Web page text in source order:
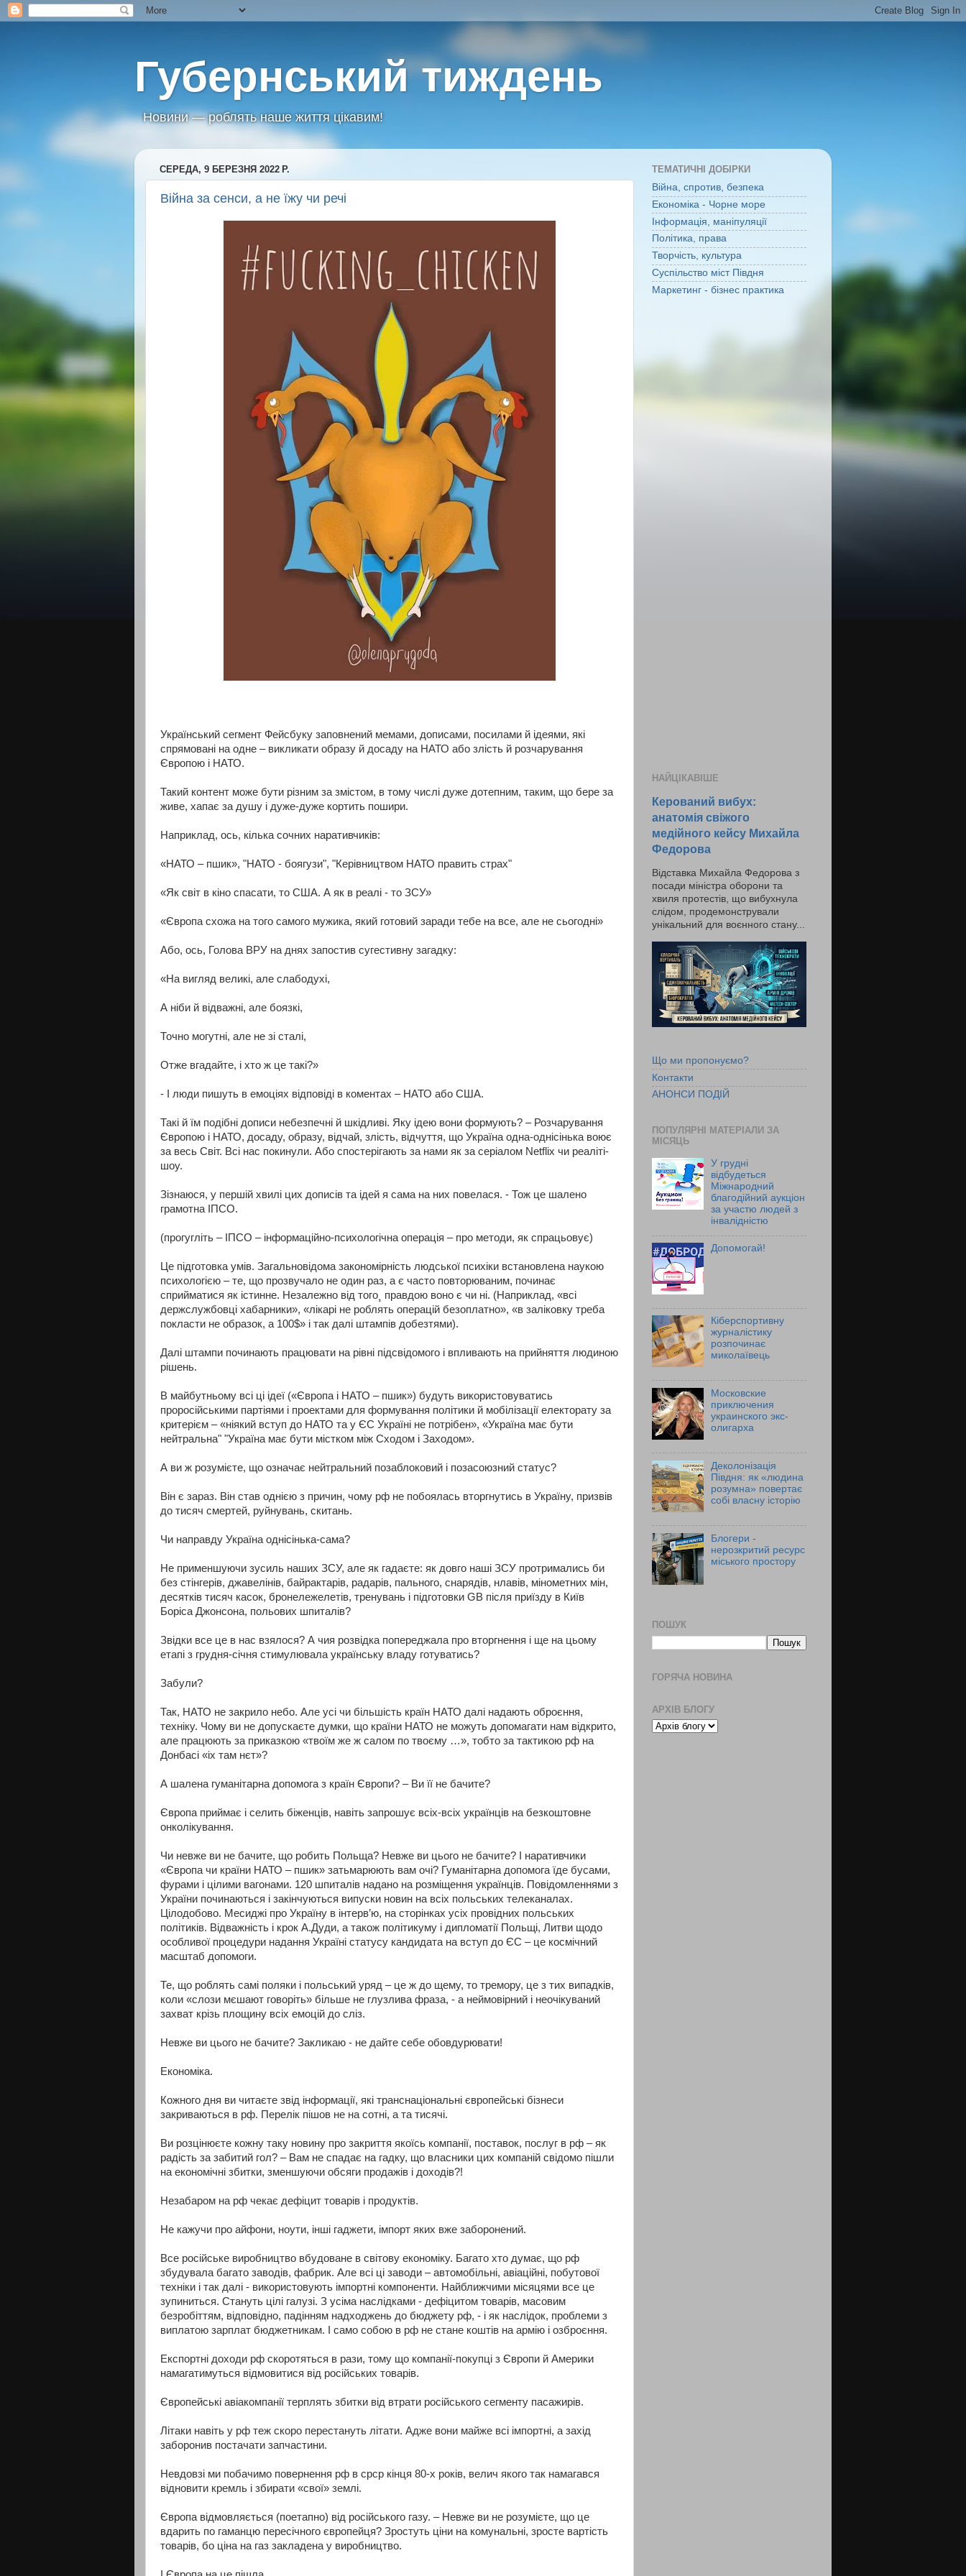
Губернський тиждень
Новини — роблять наше життя цікавим!
СЕРЕДА, 9 БЕРЕЗНЯ 2022 Р.
Війна за сенси, а не їжу чи речі
Український сегмент Фейсбуку заповнений мемами, дописами, посилами й ідеями, які
спрямовані на одне – викликати образу й досаду на НАТО або злість й розчарування
Європою і НАТО.
Такий контент може бути різним за змістом, в тому числі дуже дотепним, таким, що бере за
живе, хапає за душу і дуже-дуже кортить пошири.
Наприклад, ось, кілька сочних наративчиків:
«НАТО – пшик», "НАТО - боягузи", "Керівництвом НАТО править страх"
«Як світ в кіно спасати, то США. А як в реалі - то ЗСУ»
«Європа схожа на того самого мужика, який готовий заради тебе на все, але не сьогодні»
Або, ось, Голова ВРУ на днях запостив сугестивну загадку:
«На вигляд великі, але слабодухі,
А ніби й відважні, але боязкі,
Точно могутні, але не зі сталі,
Отже вгадайте, і хто ж це такі?»
- І люди пишуть в емоціях відповіді в коментах – НАТО або США.
Такі й їм подібні дописи небезпечні й шкідливі. Яку ідею вони формують? – Розчарування
Європою і НАТО, досаду, образу, відчай, злість, відчуття, що Україна одна-однісінька воює
за весь Світ. Всі нас покинули. Або спостерігають за нами як за серіалом Netflix чи реаліті-
шоу.
Зізнаюся, у першій хвилі цих дописів та ідей я сама на них повелася. - Тож це шалено
грамотна ІПСО.
(прогугліть – ІПСО – інформаційно-психологічна операція – про методи, як спрацьовує)
Це підготовка умів. Загальновідома закономірність людської психіки встановлена наукою
психологією – те, що прозвучало не один раз, а є часто повторюваним, починає
сприйматися як істинне. Незалежно від того¸ правдою воно є чи ні. (Наприклад, «всі
держслужбовці хабарники», «лікарі не роблять операцій безоплатно», «в заліковку треба
покласти не образок, а 100$» і так далі штампів добезтями).
Далі штампи починають працювати на рівні підсвідомого і впливають на прийняття людиною
рішень.
В майбутньому всі ці ідеї («Європа і НАТО – пшик») будуть використовуватись
проросійськими партіями і проектами для формування політики й мобілізації електорату за
критерієм – «ніякий вступ до НАТО та у ЄС Україні не потрібен», «Україна має бути
нейтральна" "Україна має бути містком між Сходом і Заходом».
А ви ж розумієте, що означає нейтральний позаблоковий і позасоюзний статус?
Він є зараз. Він став однією з причин, чому рф не побоялась вторгнутись в Україну, призвів
до тисяч смертей, руйнувань, скитань.
Чи направду Україна однісінька-сама?
Не применшуючи зусиль наших ЗСУ, але як гадаєте: як довго наші ЗСУ протримались би
без стінгерів, джавелінів, байрактарів, радарів, пального, снарядів, нлавів, мінометних мін,
десятків тисяч касок, бронележелетів, тренувань і підготовки GB після приїзду в Київ
Боріса Джонсона, польових шпиталів?
Звідки все це в нас взялося? А чия розвідка попереджала про вторгнення і ще на цьому
етапі з грудня-січня стимулювала українську владу готуватись?
Забули?
Так, НАТО не закрило небо. Але усі чи більшість країн НАТО далі надають оброєння,
техніку. Чому ви не допускаєте думки, що країни НАТО не можуть допомагати нам відкрито,
але працюють за приказкою «твоїм же ж салом по твоєму …», тобто за тактикою рф на
Донбасі «іх там нєт»?
А шалена гуманітарна допомога з країн Європи? – Ви її не бачите?
Європа приймає і селить біженців, навіть запрошує всіх-всіх українців на безкоштовне
онколікування.
Чи невже ви не бачите, що робить Польща? Невже ви цього не бачите? І наративчики
«Європа чи країни НАТО – пшик» затьмарюють вам очі? Гуманітарна допомога їде бусами,
фурами і цілими вагонами. 120 шпиталів надано на розміщення українців. Повідомленнями з
України починаються і закінчуються випуски новин на всіх польських телеканалах.
Цілодобово. Месиджі про Україну в інтерв’ю, на сторінках усіх провідних польських
політиків. Відважність і крок А.Дуди, а також політикуму і дипломатії Польщі, Литви щодо
особливої процедури надання Україні статусу кандидата на вступ до ЄС – це космічний
масштаб допомоги.
Те, що роблять самі поляки і польський уряд – це ж до щему, то тремору, це з тих випадків,
коли «слози мєшают говоріть» більше не глузлива фраза, - а неймовірний і неочікуваний
захват крізь площину всіх емоцій до сліз.
Невже ви цього не бачите? Закликаю - не дайте себе обовдурювати!
Економіка.
Кожного дня ви читаєте звід інформації, які транснаціональні європейські бізнеси
закриваються в рф. Перелік пішов не на сотні, а та тисячі.
Ви розцінюєте кожну таку новину про закриття якоїсь компанії, поставок, послуг в рф – як
радість за забитий гол? – Вам не спадає на гадку, що власники цих компаній свідомо пішли
на економічні збитки, зменшуючи обсяги продажів і доходів?!
Незабаром на рф чекає дефіцит товарів і продуктів.
Не кажучи про айфони, ноути, інші гаджети, імпорт яких вже заборонений.
Все російське виробництво вбудоване в світову економіку. Багато хто думає, що рф
збудувала багато заводів, фабрик. Але всі ці заводи – автомобільні, авіаційні, побутової
техніки і так далі - використовують імпортні компоненти. Найближчими місяцями все це
зупиниться. Стануть цілі галузі. З усіма наслідками - дефіцитом товарів, масовим
безробіттям, відповідно, падінням надходжень до бюджету рф, - і як наслідок, проблеми з
виплатою зарплат бюджетникам. І само собою в рф не стане коштів на армію і озброєння.
Експортні доходи рф скоротяться в рази, тому що компанії-покупці з Європи й Америки
намагатимуться відмовитися від російських товарів.
Європейські авіакомпанії терплять збитки від втрати російського сегменту пасажирів.
Літаки навіть у рф теж скоро перестануть літати. Адже вони майже всі імпортні, а захід
заборонив постачати запчастини.
Невдовзі ми побачимо повернення рф в срср кінця 80-х років, велич якого так намагався
відновити кремль і збирати «свої» землі.
Європа відмовляється (поетапно) від російського газу. – Невже ви не розумієте, що це
вдарить по гаманцю пересічного європейця? Зростуть ціни на комунальні, зросте вартість
товарів, бо ціна на газ закладена у виробництво.
ТЕМАТИЧНІ ДОБІРКИ
Війна, спротив, безпека
Економіка - Чорне море
Інформація, маніпуляції
Політика, права
Творчість, культура
Суспільство міст Півдня
Маркетинг - бізнес практика
НАЙЦІКАВІШЕ
Керований вибух:
анатомія свіжого
медійного кейсу Михайла
Федорова
Відставка Михайла Федорова з
посади міністра оборони та
хвиля протестів, що вибухнула
слідом, продемонстрували
унікальний для воєнного стану...
Що ми пропонуємо?
Контакти
АНОНСИ ПОДІЙ
ПОПУЛЯРНІ МАТЕРІАЛИ ЗА
МІСЯЦЬ
У грудні
відбудеться
Міжнародний
благодійний аукціон
за участю людей з
інвалідністю
Допомогай!
Кіберспортивну
журналістику
розпочинає
миколаївець
Московские
приключения
украинского экс-
олигарха
Деколонізація
Півдня: як «людина
розумна» повертає
собі власну історію
Блогери -
нерозкритий ресурс
міського простору
ПОШУК
ГОРЯЧА НОВИНА
АРХІВ БЛОГУ